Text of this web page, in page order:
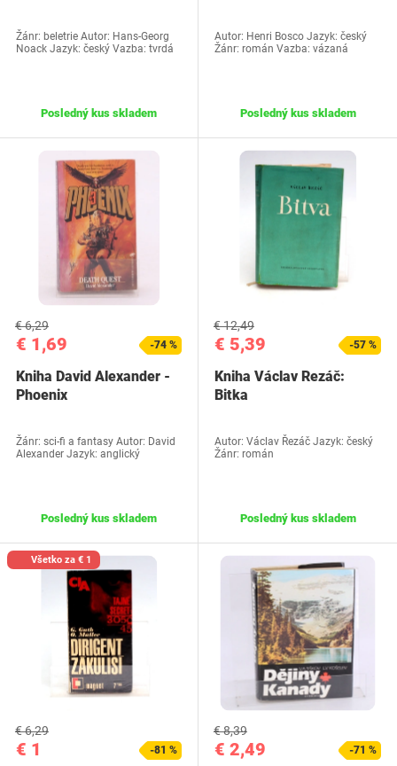
Žánr: beletrie Autor: Hans-Georg
Noack Jazyk: český Vazba: tvrdá
Posledný kus skladem
Autor: Henri Bosco Jazyk: český
Žánr: román Vazba: vázaná
Posledný kus skladem
€ 1,69
€ 6,29
-74 %
Kniha David Alexander -
Phoenix
Žánr: sci-fi a fantasy Autor: David
Alexander Jazyk: anglický
Posledný kus skladem
€ 5,39
€ 12,49
-57 %
Kniha Václav Rezáč:
Bitka
Autor: Václav Řezáč Jazyk: český
Žánr: román
Posledný kus skladem
Všetko za € 1
€ 1
€ 6,29
-81 % € 2,49
€ 8,39
-71 %